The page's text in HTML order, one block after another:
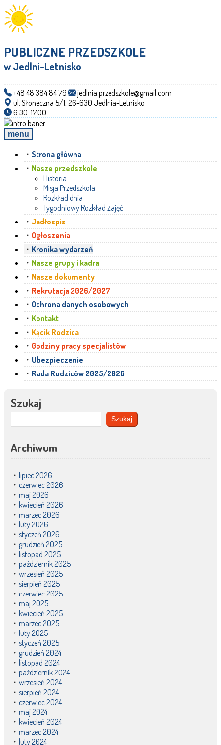
PUBLICZNE PRZEDSZKOLE
w Jedlni-Letnisko
+48 48 384 84 79
jedlnia.przedszkole@gmail.com
ul. Słoneczna 5/1, 26-630 Jedlnia-Letnisko
6.30-17.00
menu
Strona główna
Nasze przedszkole
Historia
Misja Przedszkola
Rozkład dnia
Tygodniowy Rozkład Zajęć
Jadłospis
Ogłoszenia
Kronika wydarzeń
Nasze grupy i kadra
Nasze dokumenty
Rekrutacja 2026/2027
Ochrona danych osobowych
Kontakt
Kącik Rodzica
Godziny pracy specjalistów
Ubezpieczenie
Rada Rodziców 2025/2026
Szukaj
Szukaj
Archiwum
lipiec 2026
czerwiec 2026
maj 2026
kwiecień 2026
marzec 2026
luty 2026
styczeń 2026
grudzień 2025
listopad 2025
październik 2025
wrzesień 2025
sierpień 2025
czerwiec 2025
maj 2025
kwiecień 2025
marzec 2025
luty 2025
styczeń 2025
grudzień 2024
listopad 2024
październik 2024
wrzesień 2024
sierpień 2024
czerwiec 2024
maj 2024
kwiecień 2024
marzec 2024
luty 2024